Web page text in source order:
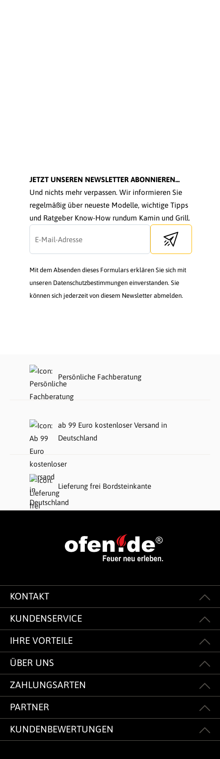
JETZT UNSEREN NEWSLETTER ABONNIEREN...
Und nichts mehr verpassen. Wir informieren Sie
regelmäßig über neueste Modelle, wichtige Tipps
und Ratgeber Know-How rundum Kamin und Grill.
Send newsletter
Mit dem Absenden dieses Formulars erklären Sie sich mit
unseren Datenschutzbestimmungen einverstanden. Sie
können sich jederzeit von diesem Newsletter abmelden.
Persönliche Fachberatung
ab 99 Euro kostenloser Versand in
Deutschland
Lieferung frei Bordsteinkante
KONTAKT
KUNDENSERVICE
IHRE VORTEILE
ÜBER UNS
ZAHLUNGSARTEN
PARTNER
KUNDENBEWERTUNGEN